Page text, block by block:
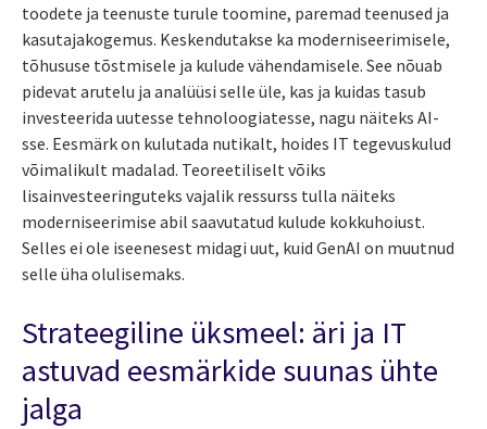
toodete ja teenuste turule toomine, paremad teenused ja
kasutajakogemus. Keskendutakse ka moderniseerimisele,
tõhususe tõstmisele ja kulude vähendamisele. See nõuab
pidevat arutelu ja analüüsi selle üle, kas ja kuidas tasub
investeerida uutesse tehnoloogiatesse, nagu näiteks AI-
sse. Eesmärk on kulutada nutikalt, hoides IT tegevuskulud
võimalikult madalad. Teoreetiliselt võiks
lisainvesteeringuteks vajalik ressurss tulla näiteks
moderniseerimise abil saavutatud kulude kokkuhoiust.
Selles ei ole iseenesest midagi uut, kuid GenAI on muutnud
selle üha olulisemaks.
Strateegiline üksmeel: äri ja IT
astuvad eesmärkide suunas ühte
jalga